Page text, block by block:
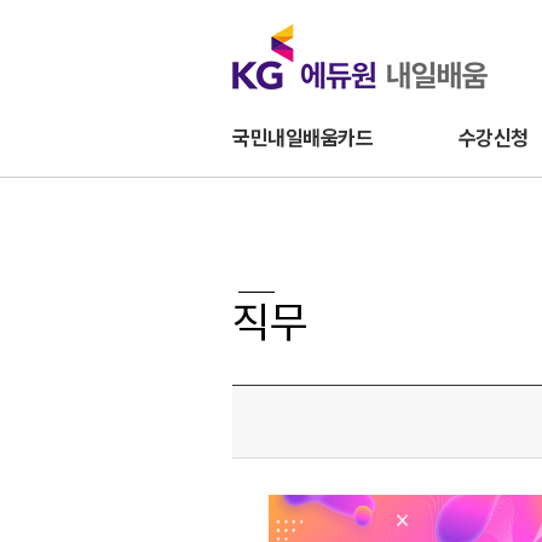
국민내일배움카드 수강신청
직무